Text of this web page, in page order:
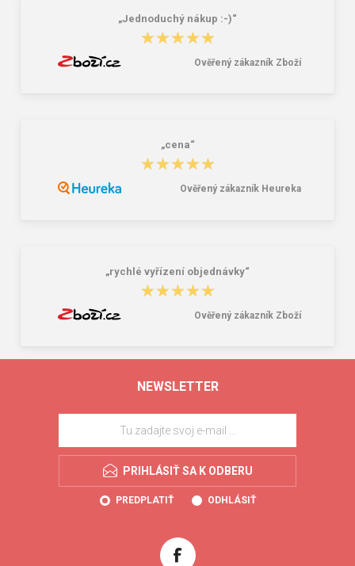
„Jednoduchý nákup :-)“
★★★★★
★★★★★
Ověřený zákazník Zboží
„cena“
★★★★★
★★★★★
Ověřený zákazník Heureka
„rychlé vyřízení objednávky“
★★★★★
★★★★★
Ověřený zákazník Zboží
NEWSLETTER
PRIHLÁSIŤ SA K ODBERU
PREDPLATIŤ ODHLÁSIŤ